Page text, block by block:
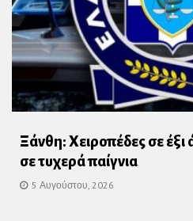
Ξάνθη: Χειροπέδες σε έξι
σε τυχερά παίγνια
5 Αυγούστου, 2026